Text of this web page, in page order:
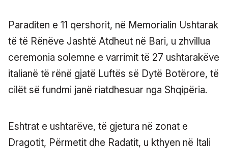
Paraditen e 11 qershorit, në Memorialin Ushtarak
të të Rënëve Jashtë Atdheut në Bari, u zhvillua
ceremonia solemne e varrimit të 27 ushtarakëve
italianë të rënë gjatë Luftës së Dytë Botërore, të
cilët së fundmi janë riatdhesuar nga Shqipëria.
Eshtrat e ushtarëve, të gjetura në zonat e
Dragotit, Përmetit dhe Radatit, u kthyen në Itali